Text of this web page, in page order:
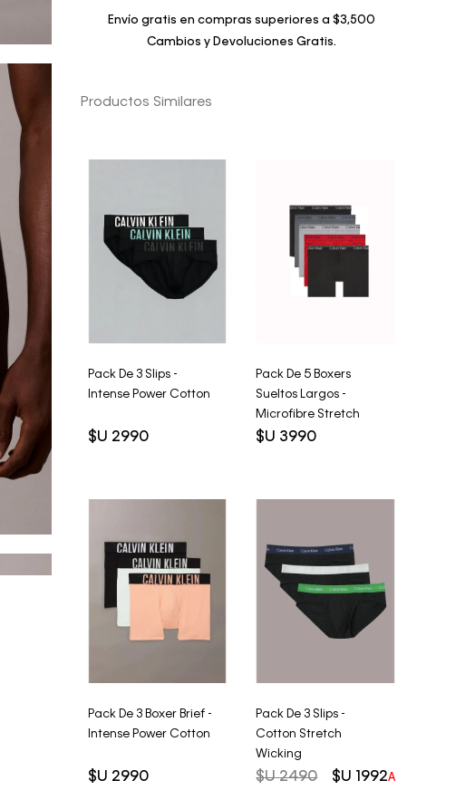
Envío gratis en compras superiores a $3,500
Cambios y Devoluciones Gratis.
Productos Similares
Pack De 3 Slips -
Intense Power Cotton
$U 2990
Pack De 5 Boxers
Sueltos Largos -
Microfibre Stretch
$U 3990
Pack De 3 Boxer Brief -
Intense Power Cotton
$U 2990
Pack De 3 Slips -
Cotton Stretch
Wicking
$U 2490 $U 1992AHORRO DEL